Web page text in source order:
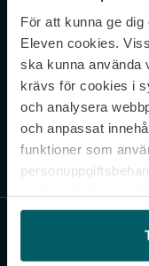
För att kunna ge
Eleven cookies.
ska kunna använda
krävs för cookies i
och analysera
och anpassat
funktioner som
och gå vidare”
under
cookies. Du kan
Never miss
Sign up to
Genom att prenumerera